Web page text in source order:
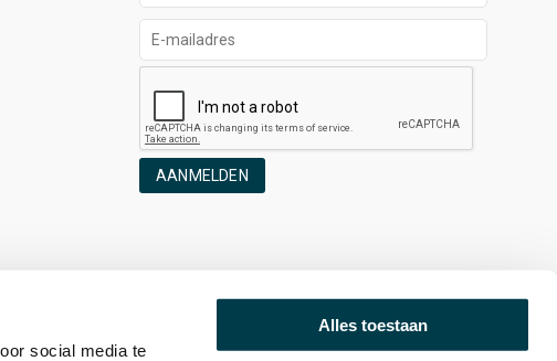
social media te
Alles toestaan
AANMELDEN